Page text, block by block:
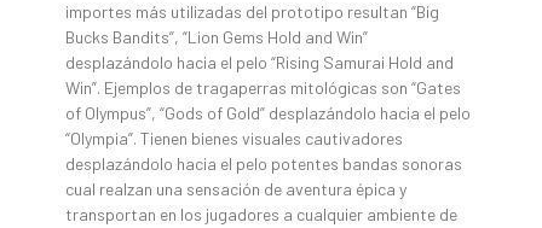
importes más utilizadas del prototipo resultan “Big
Bucks Bandits”, “Lion Gems Hold and Win”
desplazándolo hacia el pelo “Rising Samurai Hold and
Win”. Ejemplos de tragaperras mitológicas son “Gates
of Olympus”, “Gods of Gold” desplazándolo hacia el pelo
“Olympia”. Tienen bienes visuales cautivadores
desplazándolo hacia el pelo potentes bandas sonoras
cual realzan una sensación de aventura épica y
transportan en los jugadores a cualquier ambiente de